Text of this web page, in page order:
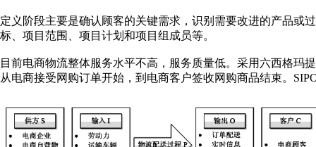
定义阶段主要是确认顾客的关键需求，识别需要改进的产品或
标、项目范围、项目计划和项目组成员等。
目前电商物流整体服务水平不高，服务质量低。采用六西格玛
从电商接受网购订单开始，到电商客户签收网购商品结束。